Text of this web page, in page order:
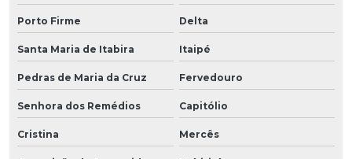
Porto Firme Delta
Santa Maria de Itabira Itaipé
Pedras de Maria da Cruz Fervedouro
Senhora dos Remédios Capitólio
Cristina Mercês